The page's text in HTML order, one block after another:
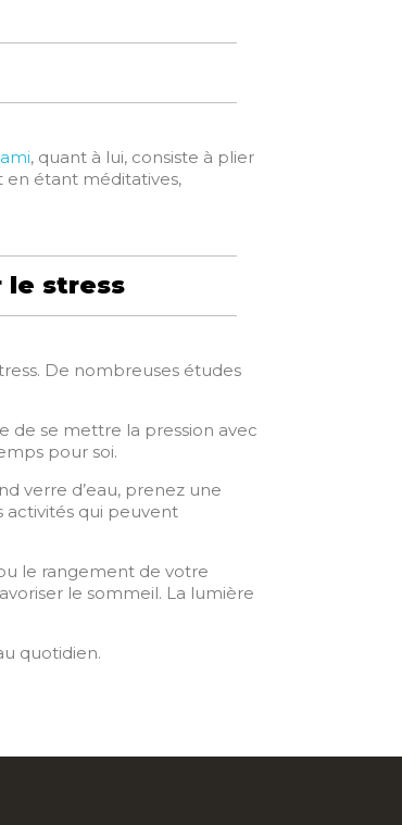
, quant à lui, consiste à plier
en étant méditatives,
le stress
De nombreuses études
de se mettre la pression avec
pour soi.
verre d’eau, prenez une
activités qui peuvent
le rangement de votre
le sommeil. La lumière
quotidien.